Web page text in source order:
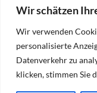
Wir schätzen
Wir verwenden
personalisierte
Datenverkehr zu
klicken, stimmen Sie